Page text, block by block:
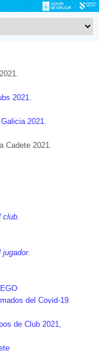
2021.
2021.
Cadete 2021.
club.
jugador.
del Covid-19.
de Club 2021,